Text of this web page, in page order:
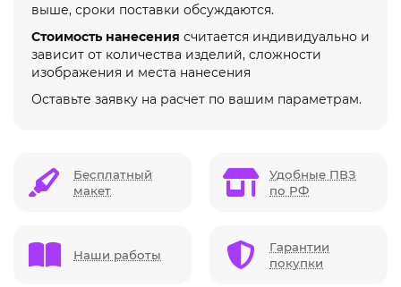
выше, сроки поставки обсуждаются.
Стоимость нанесения считается индивидуально и
зависит от количества изделий, сложности
изображения и места нанесения
Оставьте заявку на расчет по вашим параметрам.
Бесплатный
макет
Удобные ПВЗ
по РФ
Наши работы
Гарантии
покупки